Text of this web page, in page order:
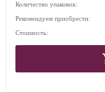
Количество упаковок:
Рекомендуем приобрести:
Стоимость: